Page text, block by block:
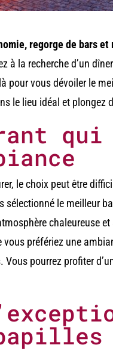
regorge de bars
à la recherche d’un
pour vous dévoiler le
le lieu idéal et plongez
le choix peut être
sélectionné le meilleur
chaleureuse
vous préfériez une
pourrez profiter